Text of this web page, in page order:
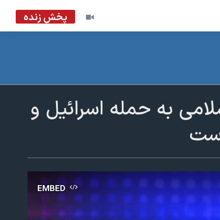
پخش زنده
به حمله اسرائیل و
EMBED